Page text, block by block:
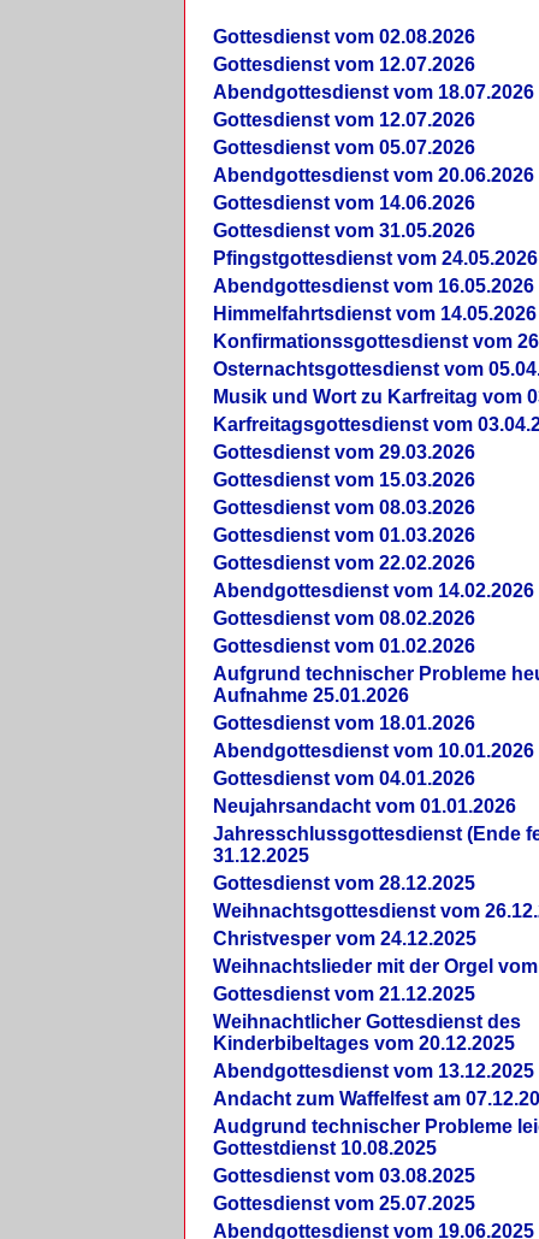
Gottesdienst vom 02.08.2026
Gottesdienst vom 12.07.2026
Abendgottesdienst vom 18.07.2026
Gottesdienst vom 12.07.2026
Gottesdienst vom 05.07.2026
Abendgottesdienst vom 20.06.2026
Gottesdienst vom 14.06.2026
Gottesdienst vom 31.05.2026
Pfingstgottesdienst vom 24.05.2026
Abendgottesdienst vom 16.05.2026
Himmelfahrtsdienst vom 14.05.2026
Konfirmationssgottesdienst vom
Osternachtsgottesdienst vom
Musik und Wort zu Karfreitag vom
Karfreitagsgottesdienst vom
Gottesdienst vom 29.03.2026
Gottesdienst vom 15.03.2026
Gottesdienst vom 08.03.2026
Gottesdienst vom 01.03.2026
Gottesdienst vom 22.02.2026
Abendgottesdienst vom 14.02.2026
Gottesdienst vom 08.02.2026
Gottesdienst vom 01.02.2026
Aufgrund technischer Probleme
Aufnahme 25.01.2026
Gottesdienst vom 18.01.2026
Abendgottesdienst vom 10.01.2026
Gottesdienst vom 04.01.2026
Neujahrsandacht vom 01.01.2026
Jahresschlussgottesdienst (Ende
31.12.2025
Gottesdienst vom 28.12.2025
Weihnachtsgottesdienst vom
Christvesper vom 24.12.2025
Weihnachtslieder mit der Orgel vom
Gottesdienst vom 21.12.2025
Weihnachtlicher Gottesdienst des
Kinderbibeltages vom 20.12.2025
Abendgottesdienst vom 13.12.2025
Andacht zum Waffelfest am
Audgrund technischer Probleme
Gottestdienst 10.08.2025
Gottesdienst vom 03.08.2025
Gottesdienst vom 25.07.2025
Abendgottesdienst vom 19.06.2025